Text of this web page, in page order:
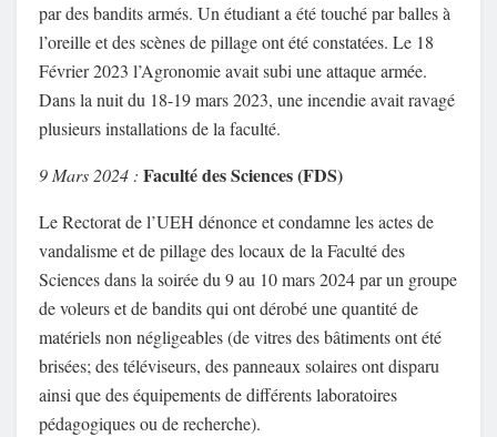
par des bandits armés. Un étudiant a été touché par balles à
l’oreille et des scènes de pillage ont été constatées. Le 18
Février 2023 l’Agronomie avait subi une attaque armée.
Dans la nuit du 18-19 mars 2023, une incendie avait ravagé
plusieurs installations de la faculté.
9 Mars 2024 : Faculté des Sciences (FDS)
Le Rectorat de l’UEH dénonce et condamne les actes de
vandalisme et de pillage des locaux de la Faculté des
Sciences dans la soirée du 9 au 10 mars 2024 par un groupe
de voleurs et de bandits qui ont dérobé une quantité de
matériels non négligeables (de vitres des bâtiments ont été
brisées; des téléviseurs, des panneaux solaires ont disparu
ainsi que des équipements de différents laboratoires
pédagogiques ou de recherche).